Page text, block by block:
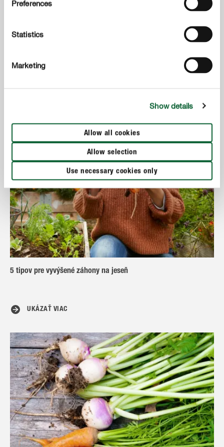
Preferences
Statistics
Marketing
Show details
Allow all cookies
Allow selection
Use necessary cookies only
UKÁZAŤ VIAC
5 tipov pre vyvýšené záhony na jeseň
UKÁZAŤ VIAC